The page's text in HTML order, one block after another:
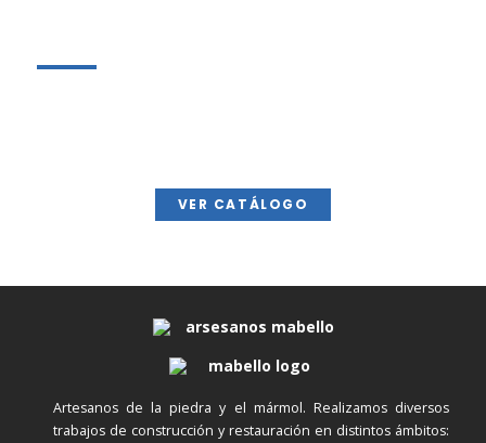
VER CATÁLOGO
Artesanos de la piedra y el mármol. Realizamos diversos
trabajos de construcción y restauración en distintos ámbitos: